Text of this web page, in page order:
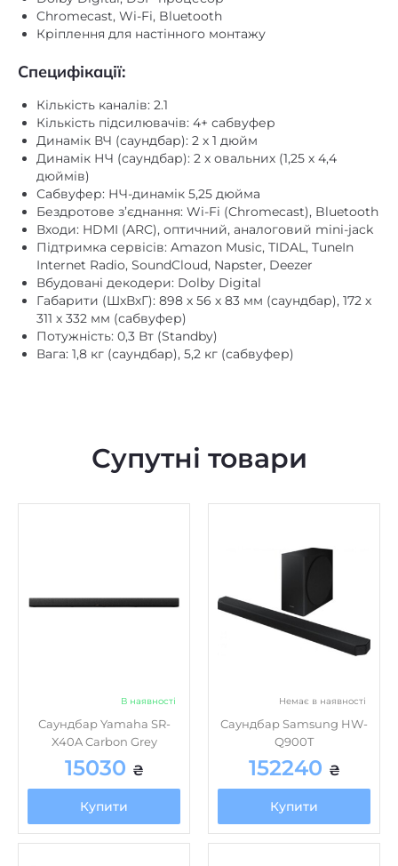
XLR немає
Установка
Підвісна,підлогова
полична
Фазоінвертор
Функція Power Bank немає
Кріплення для настінного монтажу
Специфікації:
Кількість каналів: 2.1
Кількість підсилювачів: 4+ сабвуфер
Динамік ВЧ (саундбар): 2 х 1 дюйм
Динамік НЧ (саундбар): 2 х овальних (1,25 х 4,4
дюймів)
Сабвуфер: НЧ-динамік 5,25 дюйма
Бездротове з’єднання: Wi-Fi (Chromecast), Bluetooth
Входи: HDMI (ARC), оптичний, аналоговий mini-jack
Підтримка сервісів: Amazon Music, TIDAL, TuneIn
Internet Radio, SoundCloud, Napster, Deezer
Вбудовані декодери: Dolby Digital
Габарити (ШхВхГ): 898 х 56 х 83 мм (саундбар), 172 х
311 х 332 мм (сабвуфер)
Потужність: 0,3 Вт (Standby)
Вага: 1,8 кг (саундбар), 5,2 кг (сабвуфер)
Саундбар Yamaha SR-
15030₴
Купити
Саундбар Samsung HW-
152240
Купити